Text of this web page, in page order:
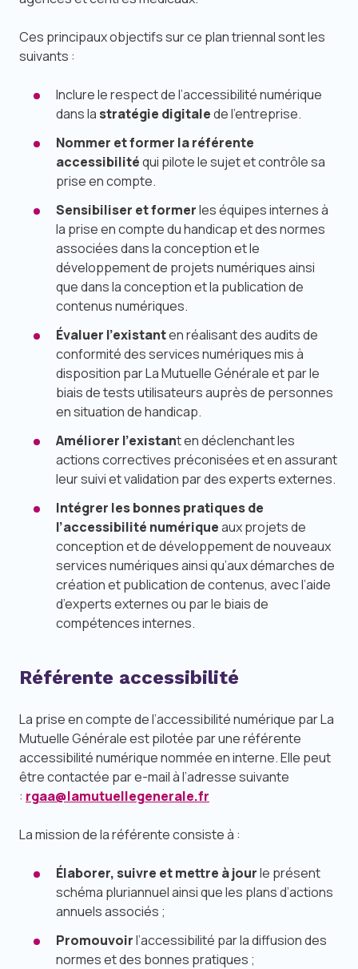
Ces principaux objectifs sur ce plan triennal sont les
suivants :
Inclure le respect de l’accessibilité numérique
dans lastratégie digitalede l’entreprise.
Nommer et former la référente
accessibilitéqui pilote le sujet et contrôle sa
prise en compte.
Sensibiliser et formerles équipes internes à
la prise en compte du handicap et des normes
associées dans la conception et le
développement de projets numériques ainsi
que dans la conception et la publication de
contenus numériques.
Évaluer l’existanten réalisant des audits de
conformité des services numériques mis à
disposition par La Mutuelle Générale et par le
biais de tests utilisateurs auprès de personnes
en situation de handicap.
Améliorer l’existant en déclenchant les
actions correctives préconisées et en assurant
leur suivi et validation par des experts externes.
Intégrer les bonnes pratiques de
l’accessibilité numériqueaux projets de
conception et de développement de nouveaux
services numériques ainsi qu’aux démarches de
création et publication de contenus, avec l’aide
d’experts externes ou par le biais de
compétences internes.
Référente accessibilité
La prise en compte de l’accessibilité numérique par La
Mutuelle Générale est pilotée par une référente
accessibilité numérique nommée en interne. Elle peut
être contactée pare-mailà l’adresse suivante
: rgaa@lamutuellegenerale.fr
La mission de la référente consiste à :
Élaborer, suivre et mettre à jourle présent
schéma pluriannuel ainsi que les plans d’actions
annuels associés ;
Promouvoirl’accessibilité par la diffusion des
normes et des bonnes pratiques ;